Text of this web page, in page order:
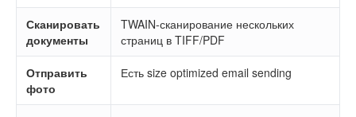
Сканировать
документы
TWAIN-сканирование нескольких
страниц в TIFF/PDF
Отправить
фото
Есть size optimized email sending